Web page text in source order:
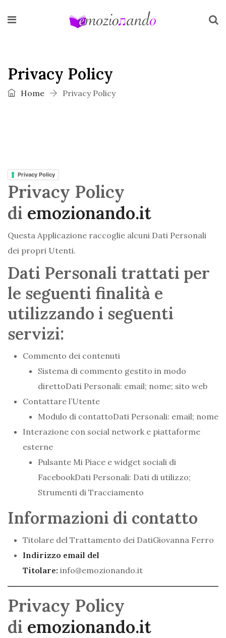
Privacy Policy
Home Privacy Policy
Privacy Policy
Privacy Policy
di emozionando.it
Questa Applicazione raccoglie alcuni Dati Personali
dei propri Utenti.
Dati Personali trattati per
le seguenti finalità e
utilizzando i seguenti
servizi:
Commento dei contenuti
Sistema di commento gestito in modo
direttoDati Personali: email; nome; sito web
Contattare l’Utente
Modulo di contattoDati Personali: email; nome
Interazione con social network e piattaforme
esterne
Pulsante Mi Piace e widget sociali di
FacebookDati Personali: Dati di utilizzo;
Strumenti di Tracciamento
Informazioni di contatto
Titolare del Trattamento dei DatiGiovanna Ferro
Indirizzo email del
Titolare: info@emozionando.it
Privacy Policy
di emozionando.it